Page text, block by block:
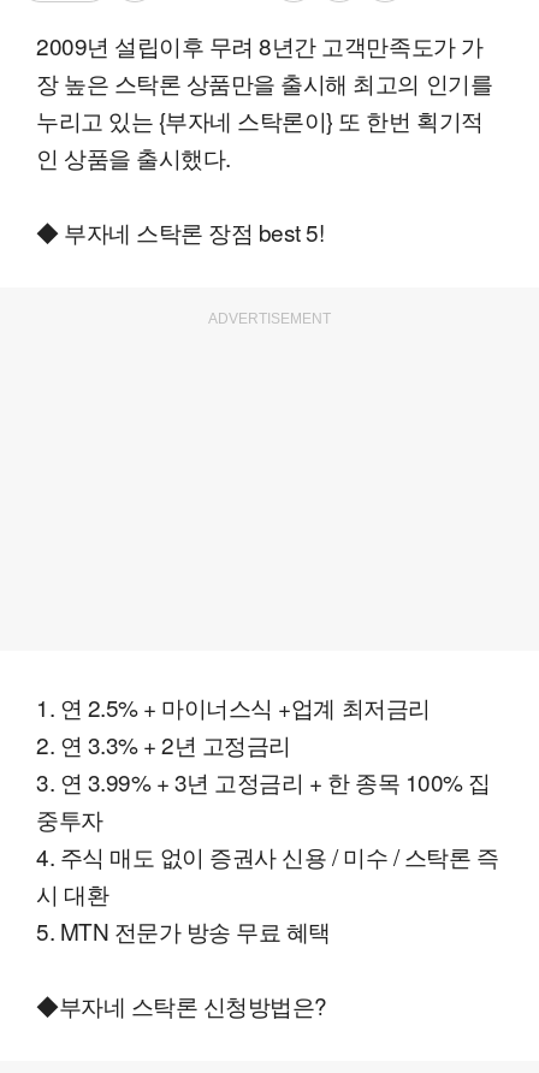
2009년 설립이후 무려 8년간 고객만족도가 가
장 높은 스탁론 상품만을 출시해 최고의 인기를
누리고 있는 {부자네 스탁론이} 또 한번 획기적
인 상품을 출시했다.
◆ 부자네 스탁론 장점 best 5!
ADVERTISEMENT
1. 연 2.5% + 마이너스식 +업계 최저금리
2. 연 3.3% + 2년 고정금리
3. 연 3.99% + 3년 고정금리 + 한 종목 100% 집
중투자
4. 주식 매도 없이 증권사 신용 / 미수 / 스탁론 즉
시 대환
5. MTN 전문가 방송 무료 혜택
◆부자네 스탁론 신청방법은?